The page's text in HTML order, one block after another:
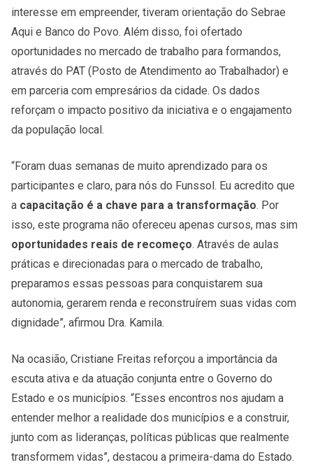
interesse em empreender, tiveram orientação do Sebrae
Aqui e Banco do Povo. Além disso, foi ofertado
oportunidades no mercado de trabalho para formandos,
através do PAT (Posto de Atendimento ao Trabalhador) e
em parceria com empresários da cidade. Os dados
reforçam o impacto positivo da iniciativa e o engajamento
da população local.
“Foram duas semanas de muito aprendizado para os
participantes e claro, para nós do Funssol. Eu acredito que
a capacitação é a chave para a transformação. Por
isso, este programa não ofereceu apenas cursos, mas sim
oportunidades reais de recomeço. Através de aulas
práticas e direcionadas para o mercado de trabalho,
preparamos essas pessoas para conquistarem sua
autonomia, gerarem renda e reconstruírem suas vidas com
dignidade”, afirmou Dra. Kamila.
Na ocasião, Cristiane Freitas reforçou a importância da
escuta ativa e da atuação conjunta entre o Governo do
Estado e os municípios. “Esses encontros nos ajudam a
entender melhor a realidade dos municípios e a construir,
junto com as lideranças, políticas públicas que realmente
transformem vidas”, destacou a primeira-dama do Estado.